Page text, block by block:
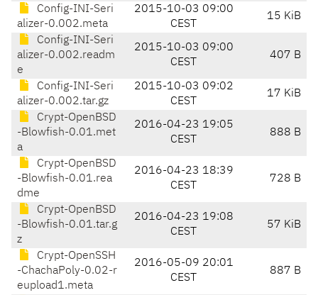
Config-INI-Seri
alizer-0.002.meta
2015-10-03 09:00
CEST
15 KiB
Config-INI-Seri
alizer-0.002.readm
e
2015-10-03 09:00
CEST
407 B
Config-INI-Seri
alizer-0.002.tar.gz
2015-10-03 09:02
CEST
17 KiB
Crypt-OpenBSD
-Blowfish-0.01.met
a
2016-04-23 19:05
CEST
888 B
Crypt-OpenBSD
-Blowfish-0.01.rea
dme
2016-04-23 18:39
CEST
728 B
Crypt-OpenBSD
-Blowfish-0.01.tar.g
z
2016-04-23 19:08
CEST
57 KiB
Crypt-OpenSSH
-ChachaPoly-0.02-r
eupload1.meta
2016-05-09 20:01
CEST
887 B